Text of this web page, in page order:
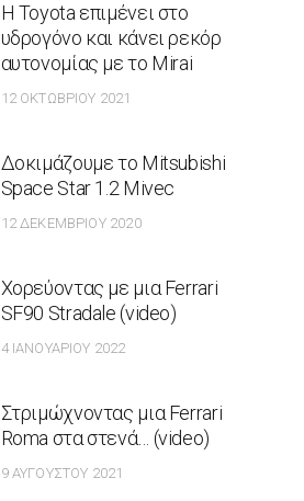
Η Toyota επιμένει στο
υδρογόνο και κάνει ρεκόρ
αυτονομίας με το Mirai
12 ΟΚΤΩΒΡΊΟΥ 2021
Δοκιμάζουμε το Mitsubishi
Space Star 1.2 Mivec
12 ΔΕΚΕΜΒΡΊΟΥ 2020
Χορεύοντας με μια Ferrari
SF90 Stradale (video)
4 ΙΑΝΟΥΑΡΊΟΥ 2022
Στριμώχνοντας μια Ferrari
Roma στα στενά… (video)
9 ΑΥΓΟΎΣΤΟΥ 2021